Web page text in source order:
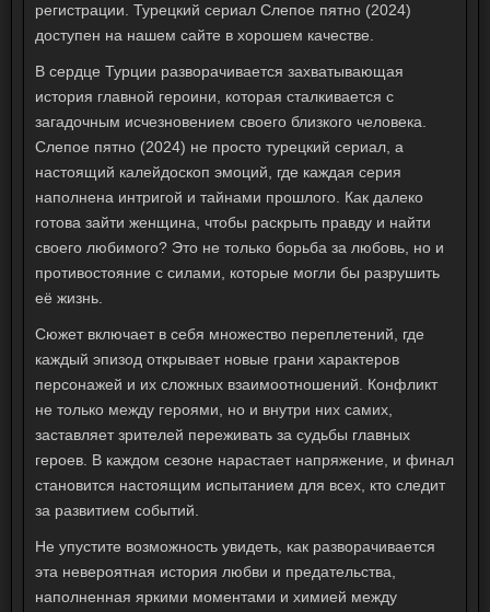
регистрации. Турецкий сериал Слепое пятно (2024)
доступен на нашем сайте в хорошем качестве.
В сердце Турции разворачивается захватывающая
история главной героини, которая сталкивается с
загадочным исчезновением своего близкого человека.
Слепое пятно (2024) не просто турецкий сериал, а
настоящий калейдоскоп эмоций, где каждая серия
наполнена интригой и тайнами прошлого. Как далеко
готова зайти женщина, чтобы раскрыть правду и найти
своего любимого? Это не только борьба за любовь, но и
противостояние с силами, которые могли бы разрушить
её жизнь.
Сюжет включает в себя множество переплетений, где
каждый эпизод открывает новые грани характеров
персонажей и их сложных взаимоотношений. Конфликт
не только между героями, но и внутри них самих,
заставляет зрителей переживать за судьбы главных
героев. В каждом сезоне нарастает напряжение, и финал
становится настоящим испытанием для всех, кто следит
за развитием событий.
Не упустите возможность увидеть, как разворачивается
эта невероятная история любви и предательства,
наполненная яркими моментами и химией между